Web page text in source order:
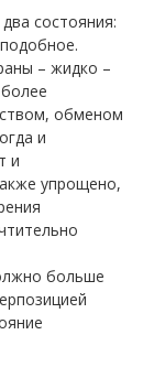
состояния:
– жидко –
обменом
и
и
упрощено,
больше